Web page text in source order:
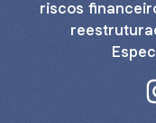
riscos